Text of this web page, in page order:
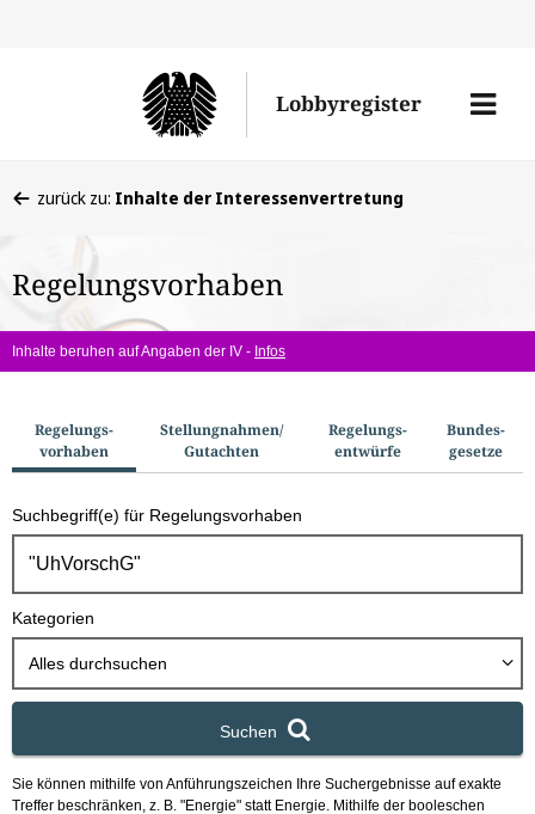
den
Lobbyregister
Menü
befinden
hier:
zurück zu: Inhalte der Interessenvertretung
Regelungsvorhaben
Inhalte beruhen auf Angaben der IV - Infos
u
c
h
o
Regelungs­
vorhaben
Stellungnahmen/​
Gutachten
Regelungs­
entwürfe
Bundes­
gesetze
Suchbegriff(e) für Regelungsvorhaben
Kategorien
Alles durchsuchen
Suchen
Sie können mithilfe von Anführungszeichen Ihre Suchergebnisse auf exakte
Treffer beschränken, z. B. "Energie" statt Energie. Mithilfe der booleschen